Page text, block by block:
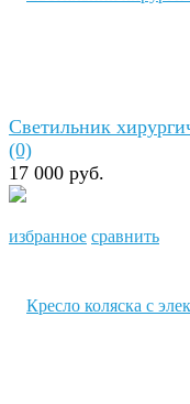
избранное сравнить
Светильник
(0)
17 000 руб.